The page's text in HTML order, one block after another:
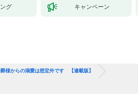
グ キャンペーン
様からの溺愛は想定外です 【連載版】